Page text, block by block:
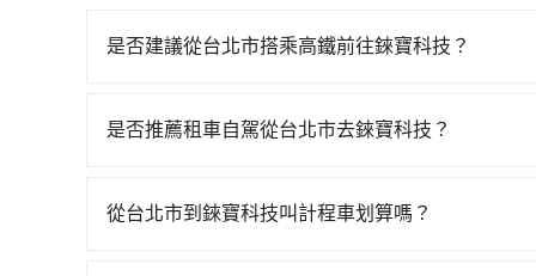
是否建議從台北市搭乘高鐵前往錸寶科技？
最多有61班次高鐵可搭乘。假設從台北市大同區
30分鐘、車費400元後，抵達錸寶科技 (新竹縣湖
是否推薦租車自駕從台北市去錸寶科技？
天就要來回，那在台北路邊可隨租隨借的iRent應
從台北市到錸寶科技叫計程車划算嗎？